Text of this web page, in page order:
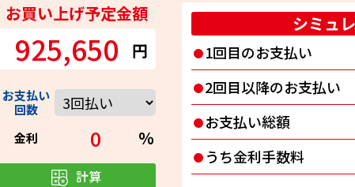
お買い上げ予定金額
925,650 円
お支払い
回数
金利
0 ％
計算
シミュ
1回目のお支払い
2回目以降のお支払い
お支払い総額
うち金利手数料